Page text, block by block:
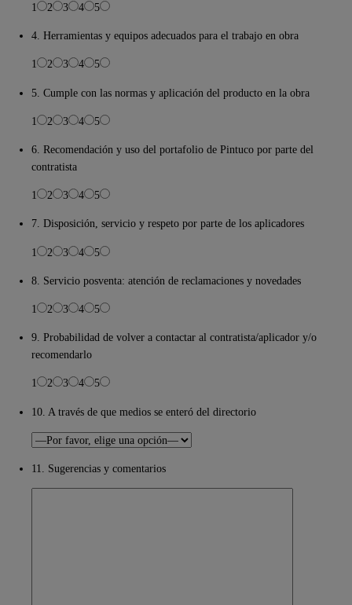
1 2 3 4 5
4. Herramientas y equipos adecuados para el trabajo en obra
1 2 3 4 5
5. Cumple con las normas y aplicación del producto en la obra
1 2 3 4 5
6. Recomendación y uso del portafolio de Pintuco por parte del
contratista
1 2 3 4 5
7. Disposición, servicio y respeto por parte de los aplicadores
1 2 3 4 5
8. Servicio posventa: atención de reclamaciones y novedades
1 2 3 4 5
9. Probabilidad de volver a contactar al contratista/aplicador y/o
recomendarlo
1 2 3 4 5
10. A través de que medios se enteró del directorio
11. Sugerencias y comentarios